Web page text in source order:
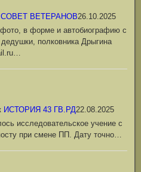
СОВЕТ ВЕТЕРАНОВ26.10.2025
в форме и автобиографию с
полковника Дрыгина
ИСТОРИЯ 43 ГВ.РД22.08.2025
исследовательское учение с
при смене ПП. Дату точно…